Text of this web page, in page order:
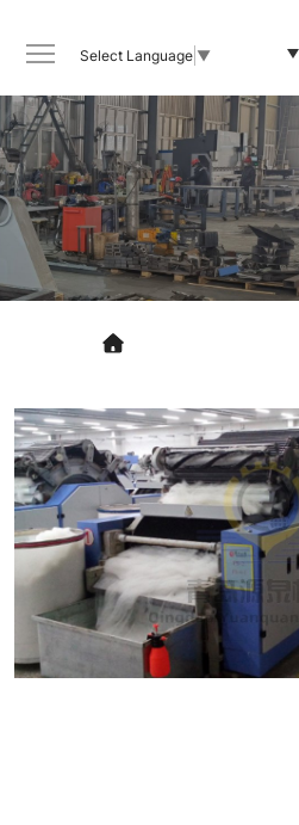
Select Language ▼